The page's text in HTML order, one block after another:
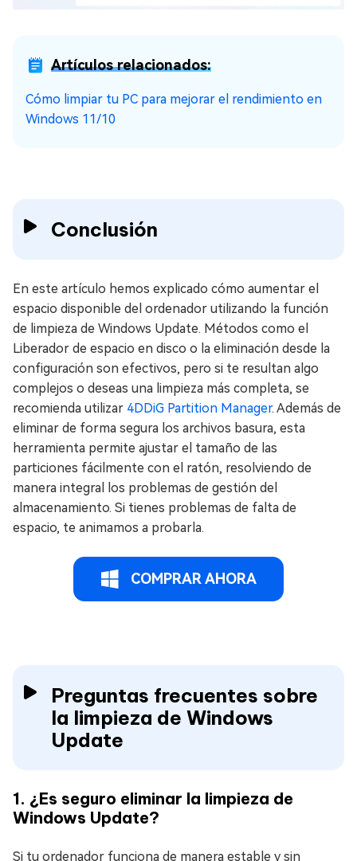
Artículos relacionados:
Cómo limpiar tu PC para mejorar el rendimiento en
Windows 11/10
Conclusión
En este artículo hemos explicado cómo aumentar el
espacio disponible del ordenador utilizando la función
de limpieza de Windows Update. Métodos como el
Liberador de espacio en disco o la eliminación desde la
configuración son efectivos, pero si te resultan algo
complejos o deseas una limpieza más completa, se
recomienda utilizar 4DDiG Partition Manager. Además de
eliminar de forma segura los archivos basura, esta
herramienta permite ajustar el tamaño de las
particiones fácilmente con el ratón, resolviendo de
manera integral los problemas de gestión del
almacenamiento. Si tienes problemas de falta de
espacio, te animamos a probarla.
COMPRAR AHORA
Preguntas frecuentes sobre
la limpieza de Windows
Update
1. ¿Es seguro eliminar la limpieza de
Windows Update?
Si tu ordenador funciona de manera estable y sin